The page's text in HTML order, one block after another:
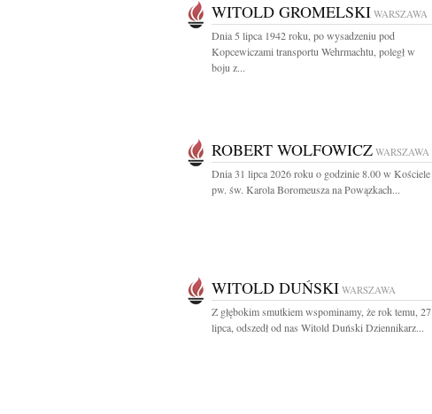
WITOLD GROMELSKI WARSZAWA
Dnia 5 lipca 1942 roku, po wysadzeniu pod
Kopcewiczami transportu Wehrmachtu, poległ w
boju z...
ROBERT WOLFOWICZ WARSZAWA
Dnia 31 lipca 2026 roku o godzinie 8.00 w Kościele
pw. św. Karola Boromeusza na Powązkach...
WITOLD DUŃSKI WARSZAWA
Z głębokim smutkiem wspominamy, że rok temu, 27
lipca, odszedł od nas Witold Duński Dziennikarz...